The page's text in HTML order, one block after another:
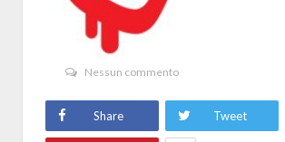
Nessun commento
Share Tweet